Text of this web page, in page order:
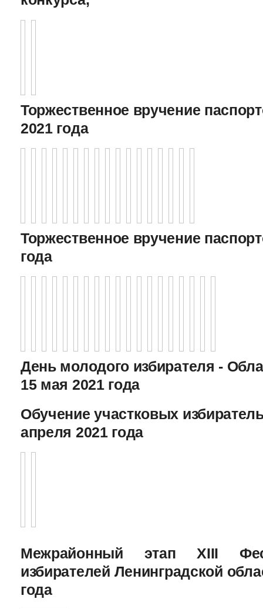
Торжественное вручение
2021 года
Торжественное вручение
года
День молодого избирателя -
15 мая 2021 года
Обучение участковых
апреля 2021 года
Межрайонный этап XIII
избирателей Ленинградской
года